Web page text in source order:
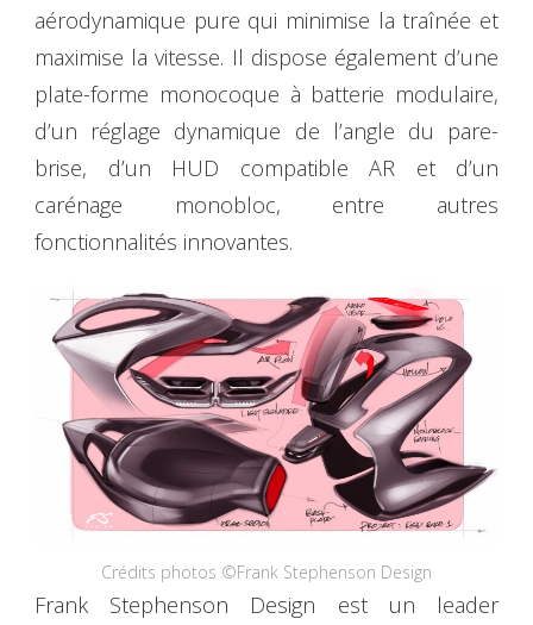
aérodynamique pure qui minimise la traînée et
maximise la vitesse. Il dispose également d’une
plate-forme monocoque à batterie modulaire,
d’un réglage dynamique de l’angle du pare-
brise, d’un HUD compatible AR et d’un
carénage monobloc, entre autres
fonctionnalités innovantes.
Crédits photos ©Frank Stephenson Design
Frank Stephenson Design est un leader